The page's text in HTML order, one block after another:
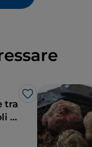
Like
tra
e